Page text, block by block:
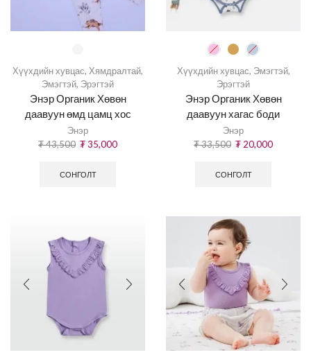
Хүүхдийн хувцас, Хямдралтай,
Эмэгтэй, Эрэгтэй
Энэр Органик Хөвөн
даавуун өмд цамц хос
Энэр
₮43,500 ₮35,000
СОНГОЛТ
Хүүхдийн хувцас, Эмэгтэй,
Эрэгтэй
Энэр Органик Хөвөн
даавуун хагас боди
Энэр
₮33,500 ₮ 20,000
СОНГОЛТ